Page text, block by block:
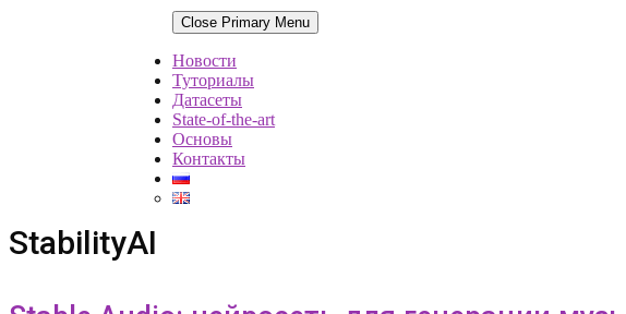
Close Primary Menu
Новости
Туториалы
Датасеты
State-of-the-art
Основы
Контакты
StabilityAI